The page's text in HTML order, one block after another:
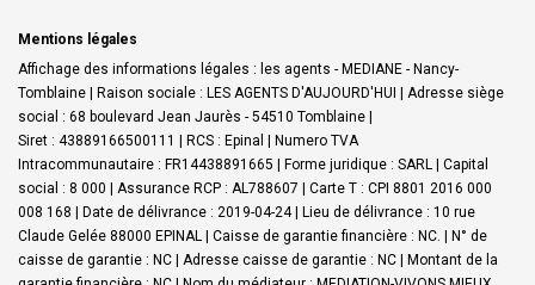
Mentions légales
Affichage des informations légales : les agents - MEDIANE - Nancy-
Tomblaine | Raison sociale : LES AGENTS D'AUJOURD'HUI | Adresse siège
social : 68 boulevard Jean Jaurès - 54510 Tomblaine |
Siret : 43889166500111 | RCS : Epinal | Numero TVA
Intracommunautaire : FR14438891665 | Forme juridique : SARL | Capital
social : 8 000 | Assurance RCP : AL788607 | Carte T : CPI 8801 2016 000
008 168 | Date de délivrance : 2019-04-24 | Lieu de délivrance : 10 rue
Claude Gelée 88000 EPINAL | Caisse de garantie financière : NC. | N° de
caisse de garantie : NC | Adresse caisse de garantie : NC | Montant de la